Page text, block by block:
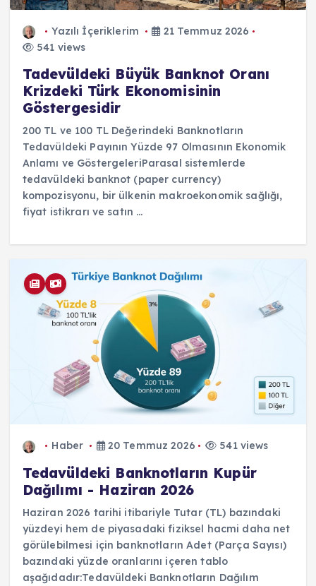
Yazılı İçeriklerim
21 Temmuz 2026
541 views
Tadevüldeki Büyük Banknot Oranı
Krizdeki Türk Ekonomisinin
Göstergesidir
200 TL ve 100 TL Değerindeki Banknotların
Tedavüldeki Payının Yüzde 97 Olmasının Ekonomik
Anlamı ve GöstergeleriParasal sistemlerde
tedavüldeki banknot (paper currency)
kompozisyonu, bir ülkenin makroekonomik sağlığı,
fiyat istikrarı ve satın ...
Haber 20 Temmuz 2026 541 views
Tedavüldeki Banknotların Kupür
Dağılımı - Haziran 2026
Haziran 2026 tarihi itibariyle Tutar (TL) bazındaki
yüzdeyi hem de piyasadaki fiziksel hacmi daha net
görülebilmesi için banknotların Adet (Parça Sayısı)
bazındaki yüzde oranlarını içeren tablo
aşağıdadır:Tedavüldeki Banknotların Dağılım